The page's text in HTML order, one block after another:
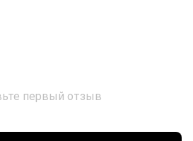
первый отзыв